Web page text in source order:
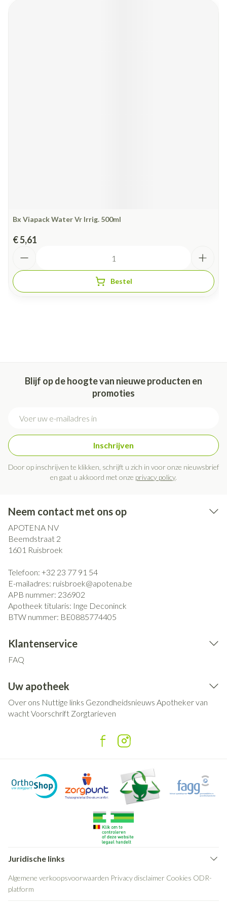
Bx Viapack Water Vr Irrig. 500ml
€ 5,61
Bestel
Blijf op de hoogte van nieuwe producten en
promoties
Inschrijven
Door op inschrijven te klikken, schrijft u zich in voor onze nieuwsbrief
en gaat u akkoord met onze privacy policy.
Neem contact met ons op
APOTENA NV
Beemdstraat 2
1601 Ruisbroek
Telefoon: +32 23 77 91 54
E-mailadres: ruisbroek@apotena.be
APB nummer: 236902
Apotheek titularis: Inge Deconinck
BTW nummer: BE0885774405
Klantenservice
FAQ
Uw apotheek
Over ons Nuttige links Gezondheidsnieuws Apotheker van
wachtVoorschrift Zorgtarieven
Juridische links
Algemene verkoopsvoorwaarden Privacy disclaimer Cookies ODR-
platform